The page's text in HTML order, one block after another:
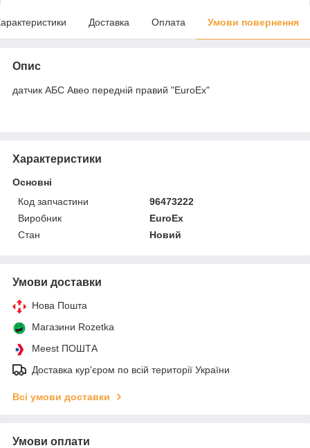
Доставка Оплата Умови повернення
Опис
датчик АБС Авео передній правий "EuroEx"
Характеристики
Основні
Код запчастини
96473222
Виробник
EuroEx
Стан
Новий
Умови доставки
Нова Пошта
Магазини Rozetka
Meest ПОШТА
Доставка кур'єром по всій території України
Всі умови доставки
Умови оплати